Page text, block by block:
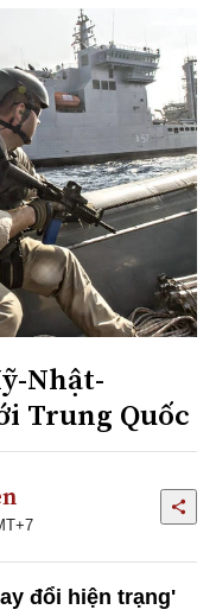
Nhật-
Trung Quốc
đổi hiện trạng'